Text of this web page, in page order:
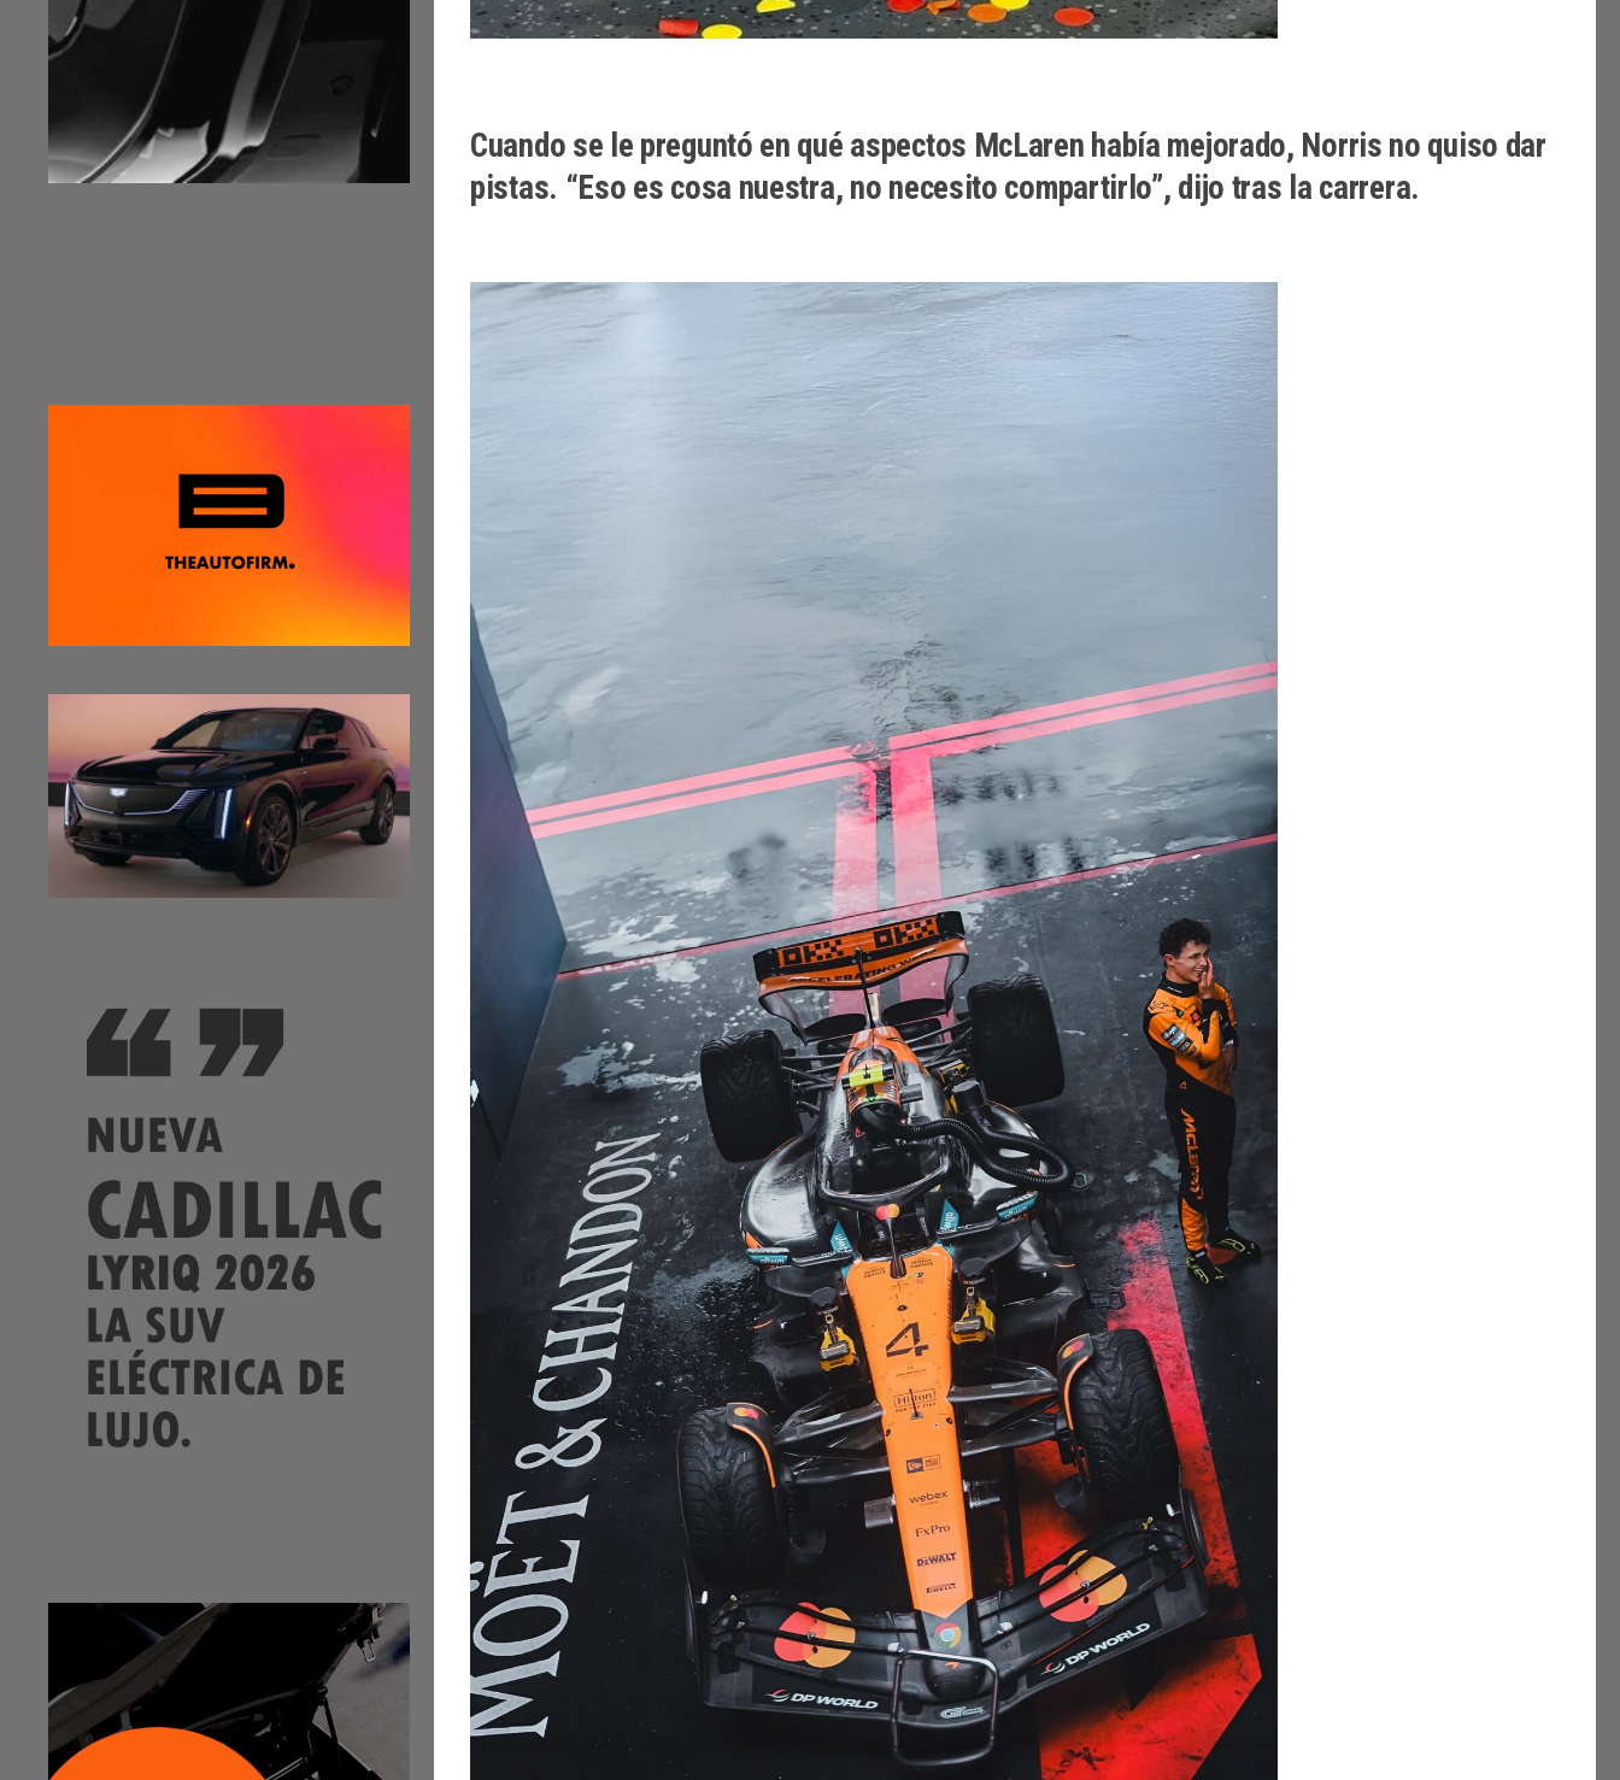
Cuando se le preguntó en qué aspectos McLaren había mejorado, Norris no quiso dar
pistas. “Eso es cosa nuestra, no necesito compartirlo”, dijo tras la carrera.